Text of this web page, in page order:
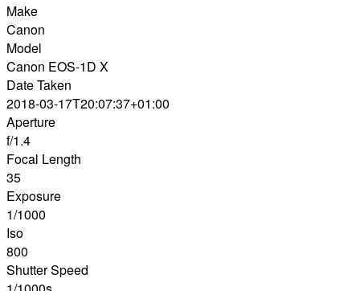
Make
Canon
Model
Canon EOS-1D X
Date Taken
2018-03-17T20:07:37+01:00
Aperture
f/1.4
Focal Length
35
Exposure
1/1000
Iso
800
Shutter Speed